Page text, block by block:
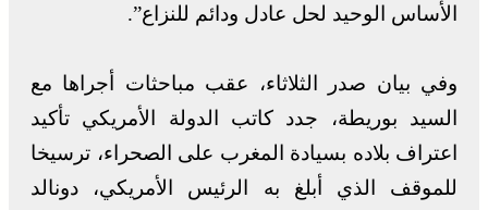
الأساس الوحيد لحل عادل ودائم للنزاع”.
وفي بيان صدر الثلاثاء، عقب مباحثات أجراها مع
السيد بوريطة، جدد كاتب الدولة الأمريكي تأكيد
اعتراف بلاده بسيادة المغرب على الصحراء، ترسيخا
للموقف الذي أبلغ به الرئيس الأمريكي، دونالد